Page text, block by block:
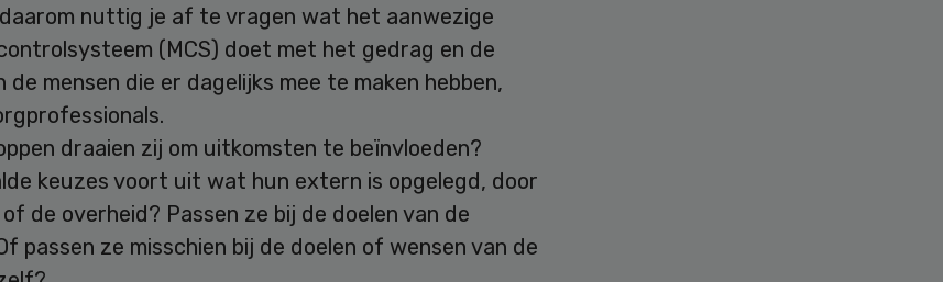
nuttig je af te vragen wat het aanwezige
(MCS) doet met het gedrag en de
de mensen die er dagelijks mee te maken hebben,
draaien zij om uitkomsten te beïnvloeden?
keuzes voort uit wat hun extern is opgelegd, door
de overheid? Passen ze bij de doelen van de
passen ze misschien bij de doelen of wensen van de